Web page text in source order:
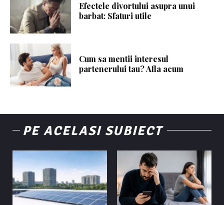
Efectele divortului asupra unui
barbat: Sfaturi utile
Cum sa mentii interesul
partenerului tau? Afla acum
PE ACELASI SUBIECT